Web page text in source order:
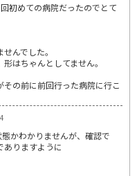
初めての病院だったのでとて
んでした。
はちゃんとしてません。
の前に前回行った病院に行こ
かわかりませんが、確認で
ありますように